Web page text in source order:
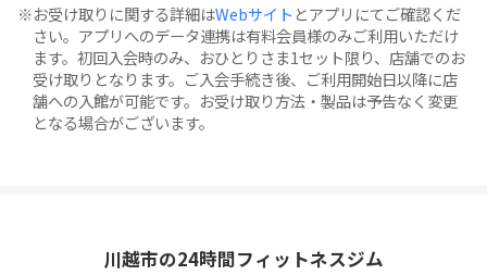
お受け取りに関する詳細はWebサイト とアプリにてご確認くだ
さい。アプリへのデータ連携は有料会員様のみご利用いただけ
ます。初回入会時のみ、おひとりさま1セット限り、店舗でのお
受け取りとなります。ご入会手続き後、ご利用開始日以降に店
舗への入館が可能です。お受け取り方法・製品は予告なく変更
となる場合がございます。
川越市の24時間フィットネスジム